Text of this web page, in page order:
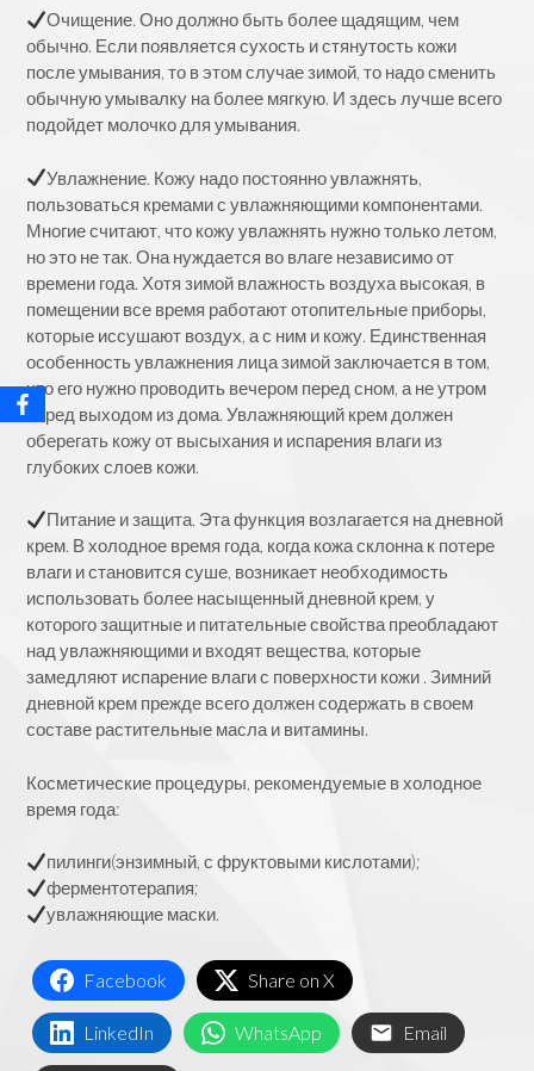
Очищение. Оно должно быть более щадящим, чем
обычно. Если появляется сухость и стянутость кожи
после умывания, то в этом случае зимой, то надо сменить
обычную умывалку на более мягкую. И здесь лучше всего
подойдет молочко для умывания.
Увлажнение. Кожу надо постоянно увлажнять,
пользоваться кремами с увлажняющими компонентами.
Многие считают, что кожу увлажнять нужно только летом,
но это не так. Она нуждается во влаге независимо от
времени года. Хотя зимой влажность воздуха высокая, в
помещении все время работают отопительные приборы,
которые иссушают воздух, а с ним и кожу. Единственная
особенность увлажнения лица зимой заключается в том,
что его нужно проводить вечером перед сном, а не утром
перед выходом из дома. Увлажняющий крем должен
оберегать кожу от высыхания и испарения влаги из
глубоких слоев кожи.
Питание и защита. Эта функция возлагается на дневной
крем. В холодное время года, когда кожа склонна к потере
влаги и становится суше, возникает необходимость
использовать более насыщенный дневной крем, у
которого защитные и питательные свойства преобладают
над увлажняющими и входят вещества, которые
замедляют испарение влаги с поверхности кожи . Зимний
дневной крем прежде всего должен содержать в своем
составе растительные масла и витамины.
Косметические процедуры, рекомендуемые в холодное
время года:
пилинги(энзимный, с фруктовыми кислотами);
ферментотерапия;
увлажняющие маски.
Facebook Share on X
LinkedIn WhatsApp Email